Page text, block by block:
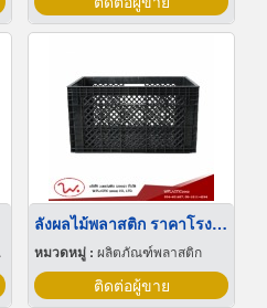
ลังผลไม้พลาสติก ราคาโรงงาน
หมวดหมู่ : ผลิตภัณฑ์พลาสติก
ติดต่อผู้ขาย